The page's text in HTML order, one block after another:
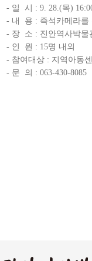
- 일 시 : 9. 28.(목)
- 내 용 : 즉석카메라를
- 장 소 : 진안역사박물
- 인 원 : 15명 내외
- 참여대상 : 지역아동
- 문 의 : 063-430-8085